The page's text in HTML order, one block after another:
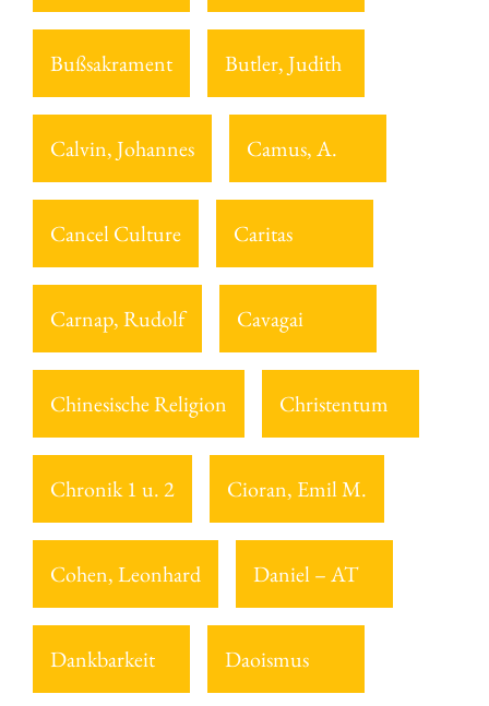
Bußsakrament Butler, Judith
Calvin, Johannes Camus, A.
Cancel Culture Caritas
Carnap, Rudolf Cavagai
Chinesische Religion Christentum
Chronik 1 u. 2 Cioran, Emil M.
Cohen, Leonhard Daniel – AT
Dankbarkeit Daoismus